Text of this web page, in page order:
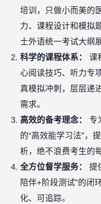
培训，只做小而美的
力、课程设计和模拟
士外语统一考试大纲
科学的课程体系：
课
心阅读技巧、听力专
真模拟冲刺，层层递
需求。
高效的备考理念：
专
的“高效能学习法”，
析，绝不浪费考生的
全方位督学服务：
提
陪伴+阶段测试”的闭
化、可追踪。